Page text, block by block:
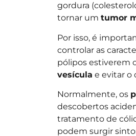
gordura
tornar um tumor
​Por isso, é
controlar as
pólipos estiverem
vesícula e evitar o
​Normalmente, os
descobertos
tratamento de
podem surgir